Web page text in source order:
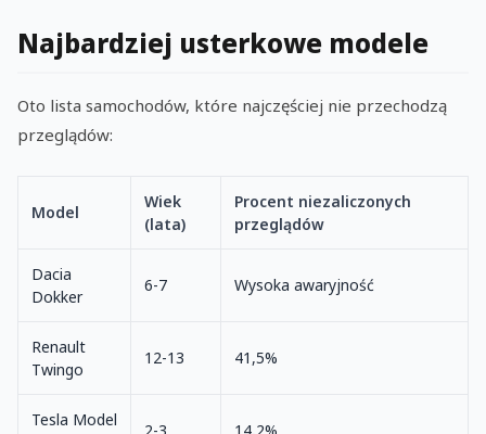
Najbardziej usterkowe modele
Oto lista samochodów, które najczęściej nie przechodzą
przeglądów:
Model
Wiek
(lata)
Procent niezaliczonych
przeglądów
Dacia
Dokker
6-7 Wysoka awaryjność
Renault
Twingo
12-13 41,5%
Tesla Model